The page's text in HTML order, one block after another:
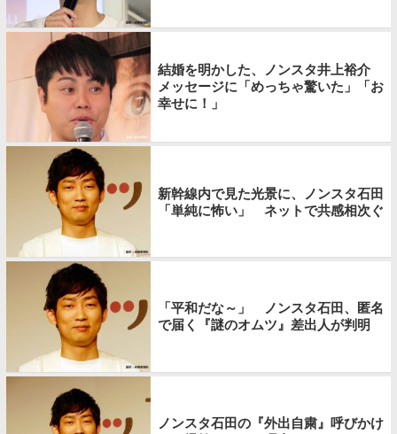
結婚を明かした、ノンスタ井上裕介
メッセージに「めっちゃ驚いた」「お
幸せに！」
新幹線内で見た光景に、ノンスタ石田
「単純に怖い」 ネットで共感相次ぐ
「平和だな～」 ノンスタ石田、匿名
で届く『謎のオムツ』差出人が判明
ノンスタ石田の『外出自粛』呼びかけ